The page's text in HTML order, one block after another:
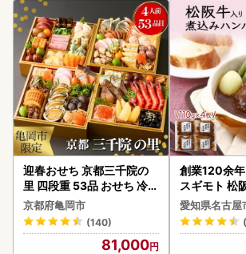
迎春おせち 京都三千院の
里 四段重 53品 おせち 冷蔵
2027 先行予約
京都府亀岡市
(140)
81,000
創業120余
スギモト 松
み ハンバー
惣菜 お取り
ンバーグ 冷
愛知県名古屋